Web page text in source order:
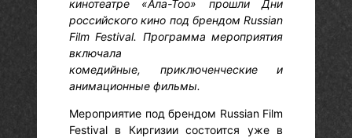
кинотеатре «Ала-Тоо» прошли Дни
российского кино под брендом Russian
Film Festival. Программа мероприятия
включала
комедийные, приключенческие и
анимационные фильмы.
Мероприятие под брендом Russian Film
Festival в Киргизии состоится уже в